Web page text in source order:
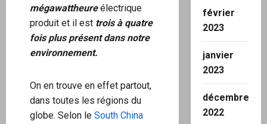
mégawattheureélectrique
produit et il est trois à quatre
fois plus présent dans notre
environnement.
On en trouve en effet partout,
dans toutes les régions du
globe. Selon le South China
février
2023
janvier
2023
décembre
2022